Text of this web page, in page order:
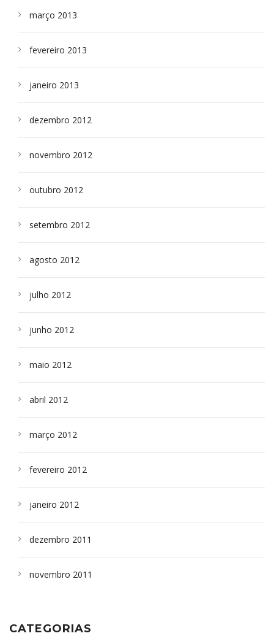
março 2013
fevereiro 2013
janeiro 2013
dezembro 2012
novembro 2012
outubro 2012
setembro 2012
agosto 2012
julho 2012
junho 2012
maio 2012
abril 2012
março 2012
fevereiro 2012
janeiro 2012
dezembro 2011
novembro 2011
CATEGORIAS